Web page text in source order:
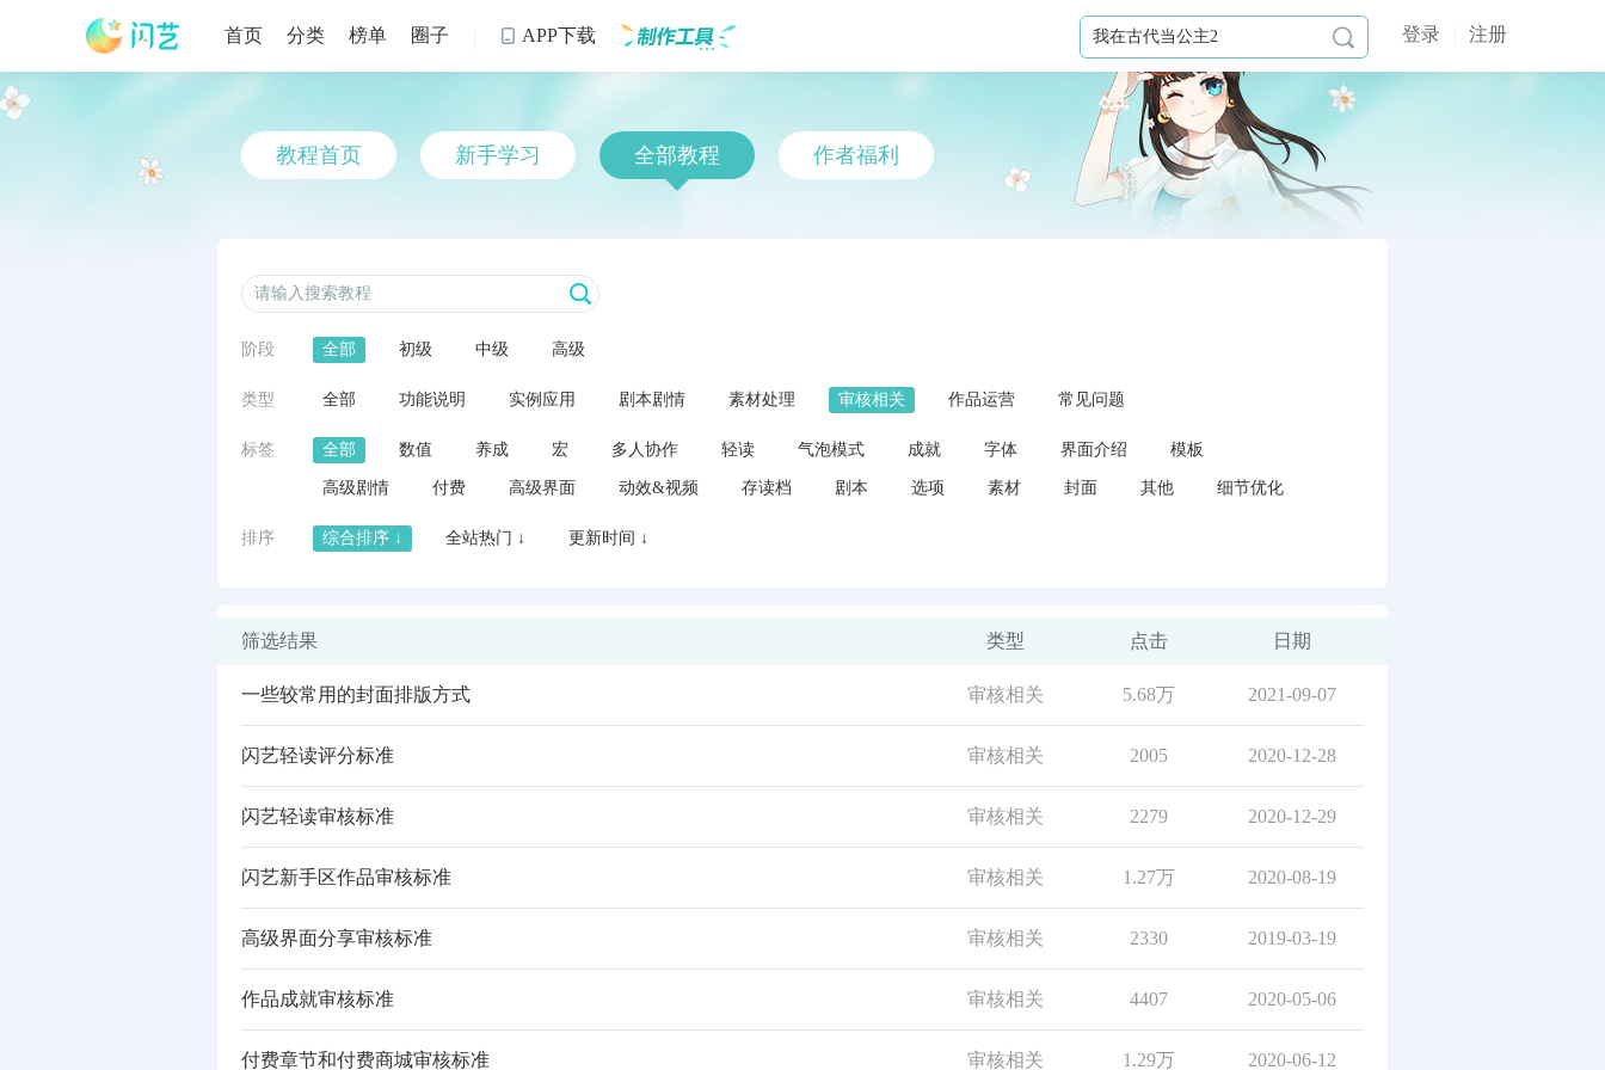
首页 分类 榜单 圈子  APP下载 登录 注册

教程首页 新手学习 全部教程 作者福利
阶段 全部 初级 中级 高级
类型 全部 功能说明 实例应用 剧本剧情 素材处理 审核相关 作品运营 常见问题
标签 全部 数值 养成 宏 多人协作 轻读 气泡模式 成就 字体 界面介绍 模板
高级剧情 付费 高级界面 动效&视频 存读档 剧本 选项 素材 封面 其他 细节优化
排序 综合排序 ↓ 全站热门 ↓ 更新时间 ↓
筛选结果 类型 点击 日期
一些较常用的封面排版方式 审核相关 5.68万 2021-09-07
闪艺轻读评分标准 审核相关 2005 2020-12-28
闪艺轻读审核标准 审核相关 2279 2020-12-29
闪艺新手区作品审核标准 审核相关 1.27万 2020-08-19
高级界面分享审核标准 审核相关 2330 2019-03-19
作品成就审核标准 审核相关 4407 2020-05-06
付费章节和付费商城审核标准 审核相关 1.29万 2020-06-12